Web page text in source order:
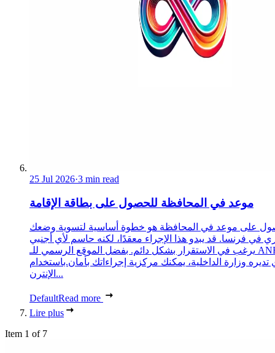
25 Jul 2026·3 min read
موعد في المحافظة للحصول على بطاقة الإقامة
على موعد في المحافظة هو خطوة أساسية لتسوية وضعك
في فرنسا. قد يبدو هذا الإجراء معقدًا، لكنه حاسم لأي أجنبي
يرغب في الاستقرار بشكل دائم. بفضل الموقع الرسمي للـ ANEF،
تديره وزارة الداخلية، يمكنك مركزية إجراءاتك بأمان.باستخدام
الإنترن...
DefaultRead more
Lire plus
Item 1 of 7